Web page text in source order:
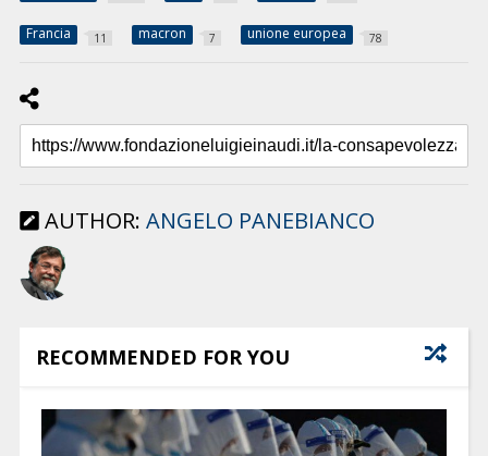
Francia 11 macron 7 unione europea 78
AUTHOR: ANGELO PANEBIANCO
RECOMMENDED FOR YOU